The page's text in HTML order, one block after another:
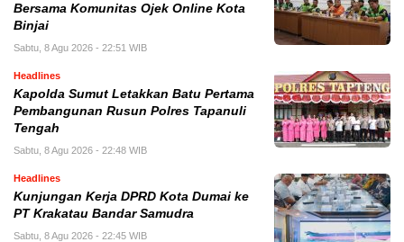
Bersama Komunitas Ojek Online Kota
Binjai
Sabtu, 8 Agu 2026 - 22:51 WIB
Headlines
Kapolda Sumut Letakkan Batu Pertama
Pembangunan Rusun Polres Tapanuli
Tengah
Sabtu, 8 Agu 2026 - 22:48 WIB
Headlines
Kunjungan Kerja DPRD Kota Dumai ke
PT Krakatau Bandar Samudra
Sabtu, 8 Agu 2026 - 22:45 WIB